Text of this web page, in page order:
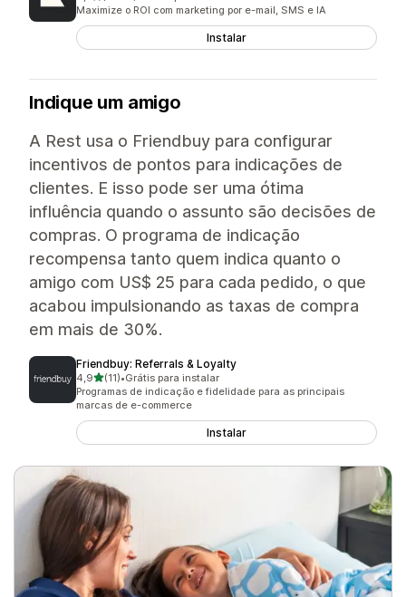
Maximize o ROI com marketing por e-mail, SMS e IA
Instalar
Indique um amigo
A Rest usa o Friendbuy para configurar
incentivos de pontos para indicações de
clientes. E isso pode ser uma ótima
influência quando o assunto são decisões de
compras. O programa de indicação
recompensa tanto quem indica quanto o
amigo com US$ 25 para cada pedido, o que
acabou impulsionando as taxas de compra
em mais de 30%.
Friendbuy: Referrals & Loyalty
4,9de 5 estrelas
(11)
11 avaliações ao todo
•Grátis para instalar
Programas de indicação e fidelidade para as principais
marcas de e-commerce
Instalar